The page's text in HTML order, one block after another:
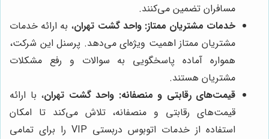
مسافران تضمین می‌کنند.
خدمات مشتریان ممتاز: واحد گشت تهران، به ارائه خدمات
مشتریان ممتاز اهمیت ویژه‌ای می‌دهد. پرسنل این شرکت،
همواره آماده پاسخگویی به سوالات و رفع مشکلات
مشتریان هستند.
قیمت‌های رقابتی و منصفانه: واحد گشت تهران، با ارائه
قیمت‌های رقابتی و منصفانه، تلاش می‌کند تا امکان
استفاده از خدمات اتوبوس دربستی VIP را برای تمامی